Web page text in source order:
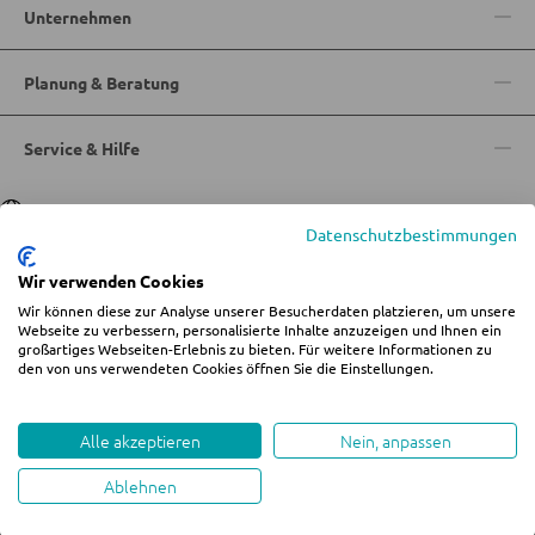
Vitrinen
Anbauwände
Vitrinenschränke
TV-MÖBEL
TV-Elemente
WOHNZIMMERTISCHE
Couchtische
LED-Hängeleuchten
LED-Strahler und LED-Spots
Außenleuchten
Solarleuchten
LEUCHTENSERIEN
Unternehmen
Planung & Beratung
Service & Hilfe
SpracheDeutsch|Italiano
© 2026 Wohn-Zentrum Jungmann
%star%Alle Preise inkl. gesetzl. Mehrwertsteuer zzgl.Versandkostenund ggf.
Nachnahmegebühren, wenn nicht anders angegeben.
Whistleblowing
created by teamblau
Datenschutzbestimmungen
Wir verwenden Cookies
Wir können diese zur Analyse unserer Besucherdaten platzieren, um unsere
Webseite zu verbessern, personalisierte Inhalte anzuzeigen und Ihnen ein
großartiges Webseiten-Erlebnis zu bieten. Für weitere Informationen zu
den von uns verwendeten Cookies öffnen Sie die Einstellungen.
Alle akzeptieren
Nein, anpassen
Ablehnen